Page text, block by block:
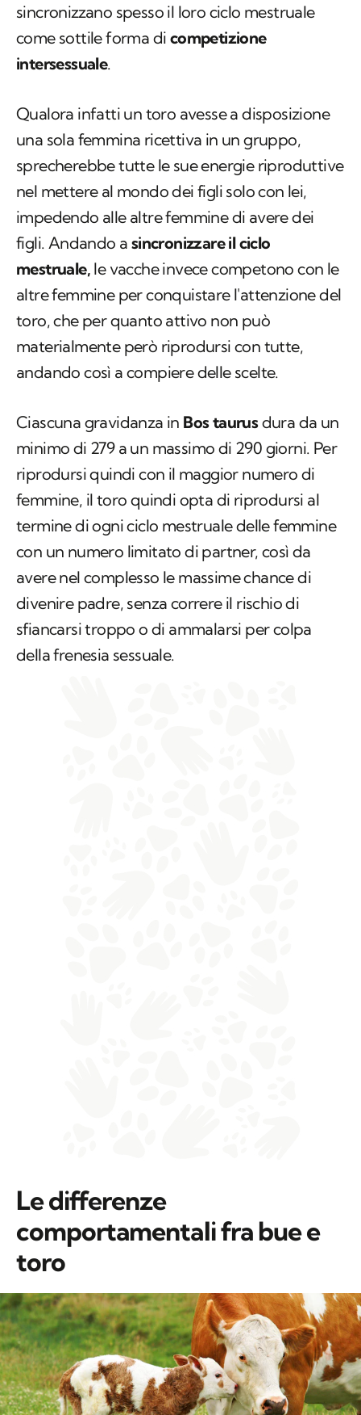
sincronizzano spesso il loro ciclo mestruale
come sottile forma di competizione
intersessuale.
Qualora infatti un toro avesse a disposizione
una sola femmina ricettiva in un gruppo,
sprecherebbe tutte le sue energie riproduttive
nel mettere al mondo dei figli solo con lei,
impedendo alle altre femmine di avere dei
figli. Andando a sincronizzare il ciclo
mestruale, le vacche invece competono con le
altre femmine per conquistare l'attenzione del
toro, che per quanto attivo non può
materialmente però riprodursi con tutte,
andando così a compiere delle scelte.
Ciascuna gravidanza in Bos taurusdura da un
minimo di 279 a un massimo di 290 giorni. Per
riprodursi quindi con il maggior numero di
femmine, il toro quindi opta di riprodursi al
termine di ogni ciclo mestruale delle femmine
con un numero limitato di partner, così da
avere nel complesso le massime chance di
divenire padre, senza correre il rischio di
sfiancarsi troppo o di ammalarsi per colpa
della frenesia sessuale.
Le differenze
comportamentali fra bue e
toro